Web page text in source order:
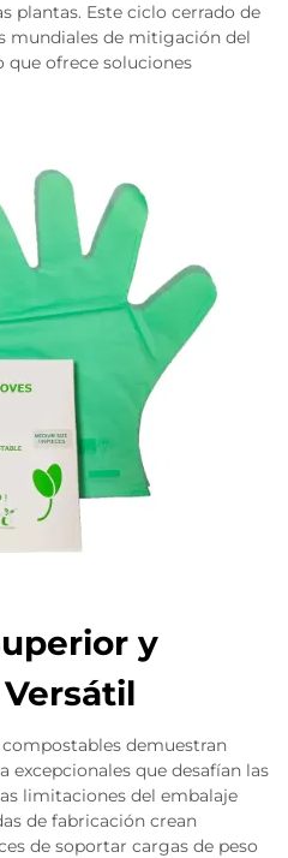
plantas. Este ciclo cerrado de
mundiales de mitigación del
ofrece soluciones
y
demuestran
excepcionales que desafían las
limitaciones del embalaje
de fabricación crean
de soportar cargas de peso